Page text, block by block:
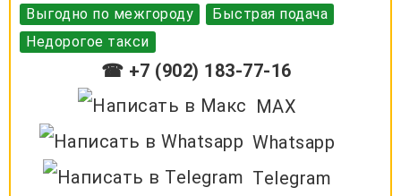
Выгодно по межгороду
Быстрая подача
Недорогое такси
☎ +7 (902) 183-77-16
MAX
Whatsapp
Telegram